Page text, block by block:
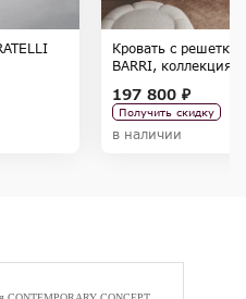
Кровать с
BARRI, коллекция
197 800 ₽
Получить скидку
в наличии